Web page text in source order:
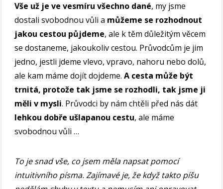
Vše už je ve vesmíru všechno dané, my jsme
dostali svobodnou vůli a můžeme se rozhodnout
jakou cestou půjdeme, ale k těm důležitým věcem
se dostaneme, jakoukoliv cestou. Průvodcům je jim
jedno, jestli jdeme vlevo, vpravo, nahoru nebo dolů,
ale kam máme dojít dojdeme.A cesta může být
trnitá, protože tak jsme se rozhodli, tak jsme ji
měli v mysli. Průvodci by nám chtěli před nás dát
lehkou dobře ušlapanou cestu, ale máme
svobodnou vůli …
To je snad vše, co jsem měla napsat pomocí
intuitivního písma. Zajímavé je, že když takto píšu